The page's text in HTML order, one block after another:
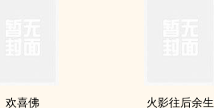
欢喜佛 火影往后余生